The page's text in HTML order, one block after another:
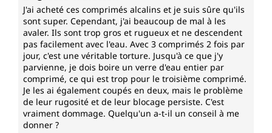
d'ongles normaux
au maintien d'une vision normale
à un métabolisme glucidique normal et au
métabolisme normal des acides gras
au métabolisme normal de la vitamine A
à une fonction cognitive normale
à une synthèse protéique normale et à la
synthèse normale de l'ADN
et joue un rôle dans le processus de division
cellulaire
J'ai acheté ces comprimés alcalins et je suis sûre qu'ils
sont super. Cependant, j'ai beaucoup de mal à les
avaler. Ils sont trop gros et rugueux et ne descendent
pas facilement avec l'eau. Avec 3 comprimés 2 fois par
jour, c'est une véritable torture. Jusqu'à ce que j'y
parvienne, je dois boire un verre d'eau entier par
comprimé, ce qui est trop pour le troisième comprimé.
Je les ai également coupés en deux, mais le problème
de leur rugosité et de leur blocage persiste. C'est
vraiment dommage. Quelqu'un a-t-il un conseil à me
donner ?